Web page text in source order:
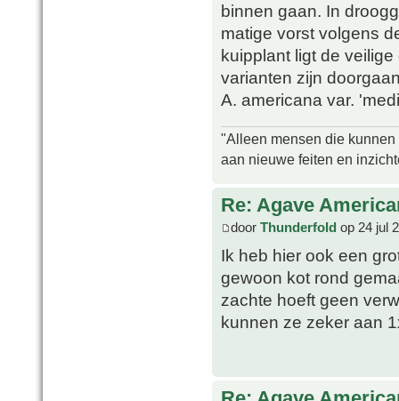
binnen gaan. In
matige vorst volgens
kuipplant ligt de
varianten zijn
A. americana var.
"Alleen mensen die
aan nieuwe feiten en
Re: Agave
door Thunderfold op 24 jul
Ik heb hier ook een
gewoon kot rond
zachte hoeft geen
kunnen ze zeker aan